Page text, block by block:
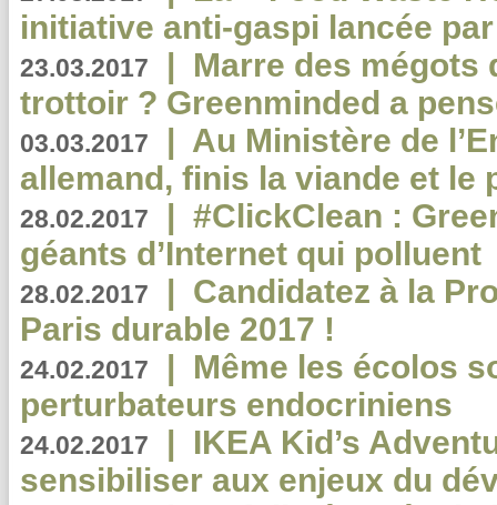
initiative anti-gaspi lancée
23.03.2017 | Marre des mégots
trottoir ? Greenminded a
03.03.2017 | Au Ministère de
allemand, finis la viande et le
28.02.2017 | #ClickClean :
géants d’Internet qui polluent
28.02.2017 | Candidatez à la
Paris durable 2017 !
24.02.2017 | Même les écolos
perturbateurs endocriniens
24.02.2017 | IKEA Kid’s
sensibiliser aux enjeux du